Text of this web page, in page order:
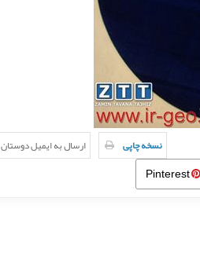
ارسال به ایمیل دوستان نسخه چاپی
Pinterest